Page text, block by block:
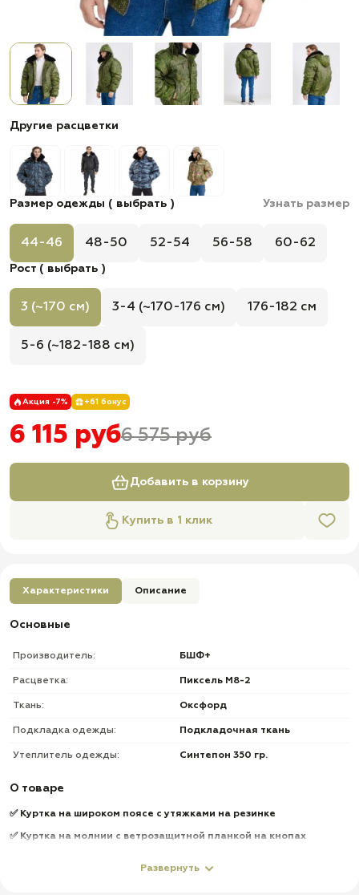
Другие расцветки
Размер одежды ( выбрать ) Узнать размер
44-46 48-50 52-54 56-58 60-62
Рост ( выбрать )
3 (~170 см) 3-4 (~170-176 см) 176-182 см
5-6 (~182-188 см)
Акция -7% +61 бонус
6 115 руб6 575 руб
Добавить в корзину
Купить в 1 клик
Характеристики Описание
Основные
Производитель: БШФ+
Расцветка: Пиксель М8-2
Ткань: Оксфорд
Подкладка одежды: Подкладочная ткань
Утеплитель одежды: Синтепон 350 гр.
О товаре
✅ Куртка на широком поясе с утяжками на резинке
✅ Куртка на молнии с ветрозащитной планкой на кнопах
Развернуть